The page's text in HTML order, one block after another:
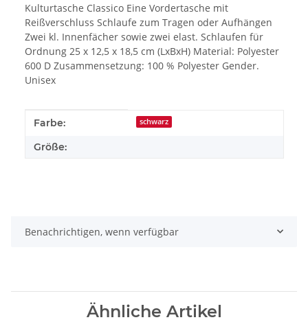
Kulturtasche Classico Eine Vordertasche mit
Reißverschluss Schlaufe zum Tragen oder Aufhängen
Zwei kl. Innenfächer sowie zwei elast. Schlaufen für
Ordnung 25 x 12,5 x 18,5 cm (LxBxH) Material: Polyester
600 D Zusammensetzung: 100 % Polyester Gender.
Unisex
Produkteigenschaft
Wert
Farbe: schwarz
Größe:
Benachrichtigen, wenn verfügbar
Ähnliche Artikel